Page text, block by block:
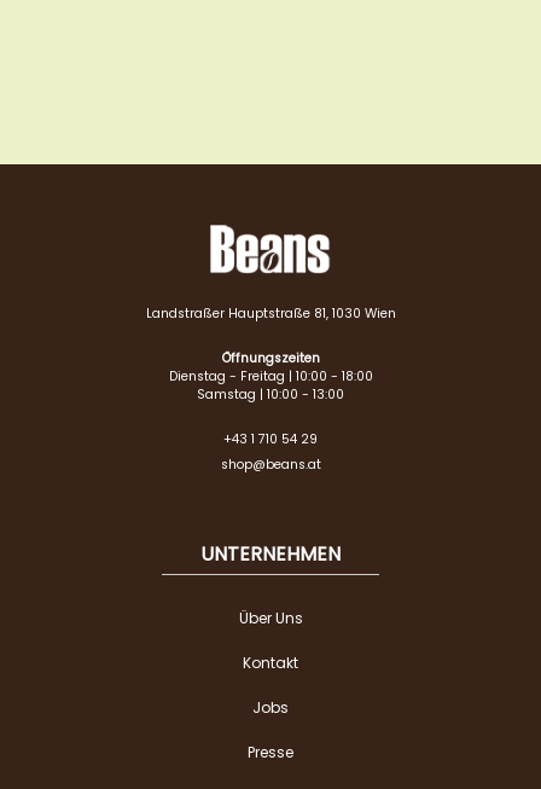
Landstraßer Hauptstraße 81, 1030 Wien
Öffnungszeiten
Dienstag - Freitag | 10:00 - 18:00
Samstag | 10:00 - 13:00
+43 1 710 54 29
shop@beans.at
UNTERNEHMEN
Über Uns
Kontakt
Jobs
Presse